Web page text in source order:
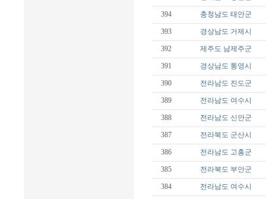
394 충청남도 태안군
393 경상남도 거제시
392 제주도 남제주군
391 경상남도 통영시
390 전라남도 진도군
389 전라남도 여수시
388 전라남도 신안군
387 전라북도 군산시
386 전라남도 고흥군
385 전라북도 부안군
384 전라남도 여수시